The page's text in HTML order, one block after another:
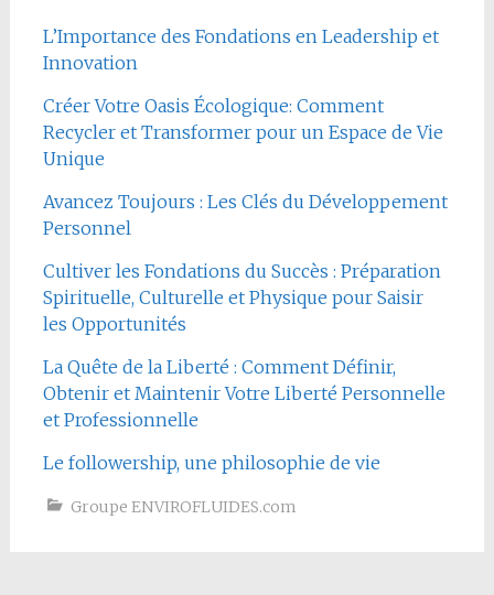
L’Importance des Fondations en Leadership et
Innovation
Créer Votre Oasis Écologique: Comment
Recycler et Transformer pour un Espace de Vie
Unique
Avancez Toujours : Les Clés du Développement
Personnel
Cultiver les Fondations du Succès : Préparation
Spirituelle, Culturelle et Physique pour Saisir
les Opportunités
La Quête de la Liberté : Comment Définir,
Obtenir et Maintenir Votre Liberté Personnelle
et Professionnelle
Le followership, une philosophie de vie
Groupe ENVIROFLUIDES.com